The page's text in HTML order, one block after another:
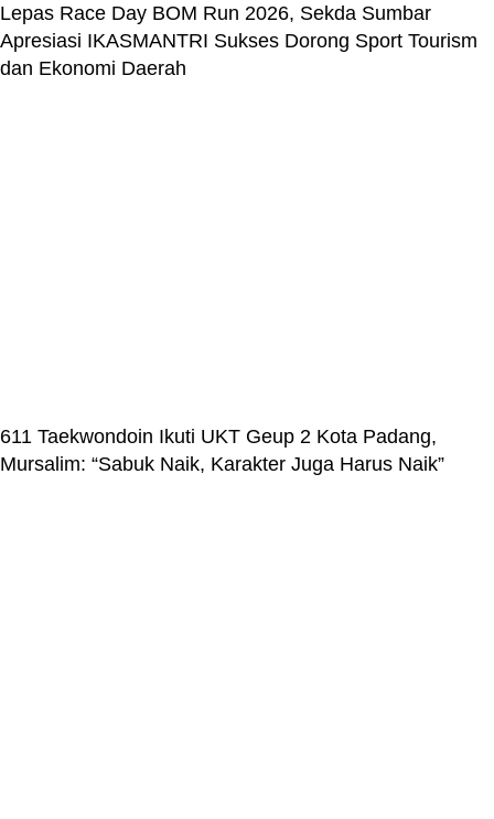
Lepas Race Day BOM Run 2026, Sekda Sumbar
Apresiasi IKASMANTRI Sukses Dorong Sport Tourism
dan Ekonomi Daerah
611 Taekwondoin Ikuti UKT Geup 2 Kota Padang,
Mursalim: “Sabuk Naik, Karakter Juga Harus Naik”